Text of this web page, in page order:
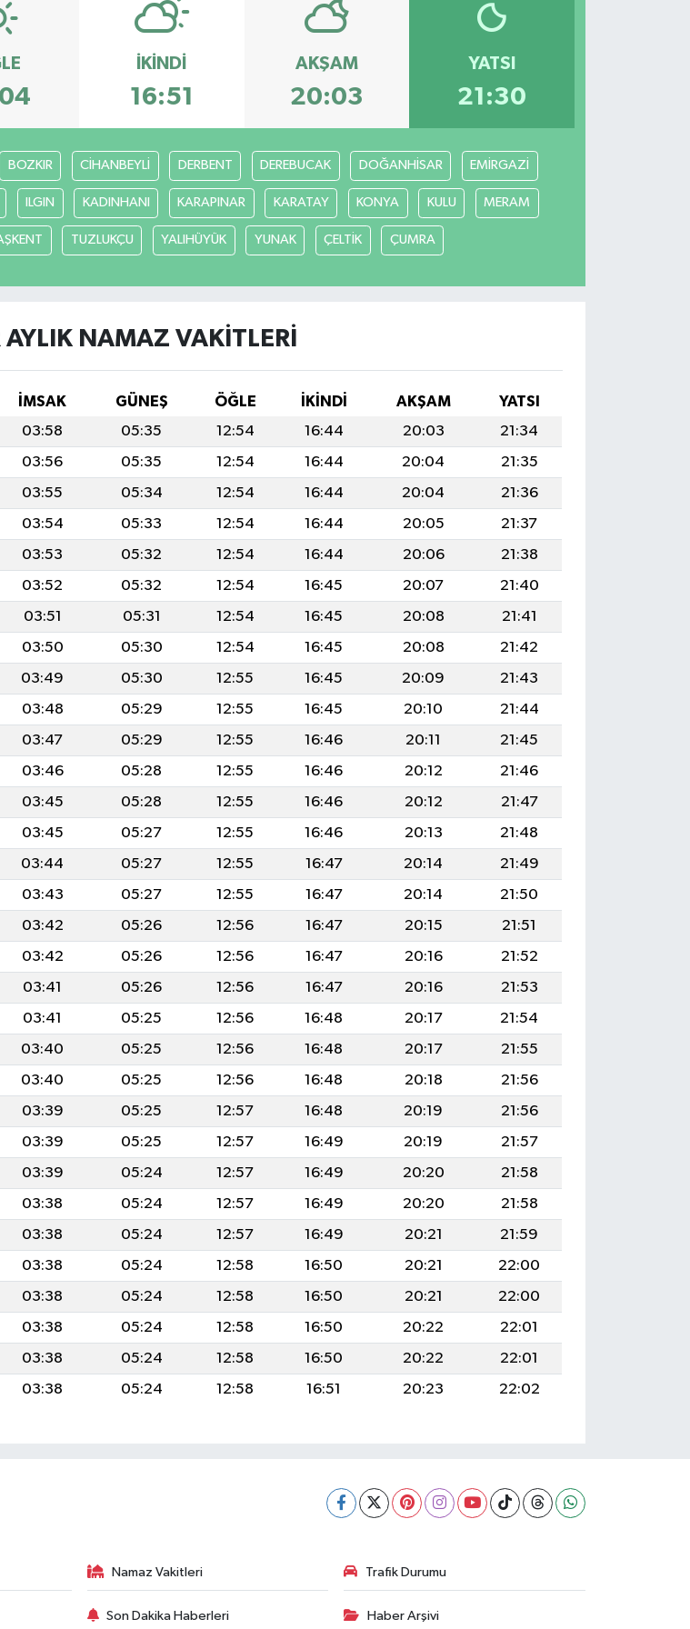
İKINDI
16:51
AKŞAM
20:03
YATSI
21:30
BOZKIR CİHANBEYLİ DERBENT DEREBUCAK DOĞANHİSAR EMİRGAZİ
ILGIN KADINHANI KARAPINAR KARATAY KONYA KULU MERAM
TUZLUKÇU YALIHÜYÜK YUNAK ÇELTİK ÇUMRA
AYLIK NAMAZ VAKITLERI
İMSAK GÜNEŞ ÖĞLE İKINDI AKŞAM
YATSI
03:58 05:35 12:54 16:44 20:03
21:34
03:56 05:35 12:54 16:44 20:04
21:35
03:55 05:34 12:54 16:44 20:04
21:36
03:54 05:33 12:54 16:44 20:05
21:37
03:53 05:32 12:54 16:44 20:06
21:38
03:52 05:32 12:54 16:45 20:07
21:40
03:51 05:31 12:54 16:45 20:08
21:41
03:50 05:30 12:54 16:45 20:08
21:42
03:49 05:30 12:55 16:45 20:09
21:43
03:48 05:29 12:55 16:45 20:10
21:44
03:47 05:29 12:55 16:46 20:11
21:45
03:46 05:28 12:55 16:46 20:12
21:46
03:45 05:28 12:55 16:46 20:12
21:47
03:45 05:27 12:55 16:46 20:13
21:48
03:44 05:27 12:55 16:47 20:14
21:49
03:43 05:27 12:55 16:47 20:14
21:50
03:42 05:26 12:56 16:47 20:15
21:51
03:42 05:26 12:56 16:47 20:16
21:52
03:41 05:26 12:56 16:47 20:16
21:53
03:41 05:25 12:56 16:48 20:17
21:54
03:40 05:25 12:56 16:48 20:17
21:55
03:40 05:25 12:56 16:48 20:18
21:56
03:39 05:25 12:57 16:48 20:19
21:56
03:39 05:25 12:57 16:49 20:19
21:57
03:39 05:24 12:57 16:49 20:20
21:58
03:38 05:24 12:57 16:49 20:20
21:58
03:38 05:24 12:57 16:49 20:21
21:59
03:38 05:24 12:58 16:50 20:21
22:00
03:38 05:24 12:58 16:50 20:21
22:00
03:38 05:24 12:58 16:50 20:22
22:01
03:38 05:24 12:58 16:50 20:22
22:01
03:38 05:24 12:58 16:51 20:23 22:02
Namaz Vakitleri Trafik Durumu
Son Dakika Haberleri Haber Arşivi